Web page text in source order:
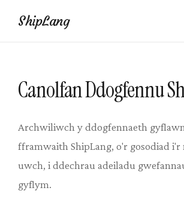
ShipLang
Canolfan Ddogfennu
Archwiliwch y ddogfennaeth
fframwaith ShipLang, o'r gosodiad
uwch, i ddechrau adeiladu
gyflym.